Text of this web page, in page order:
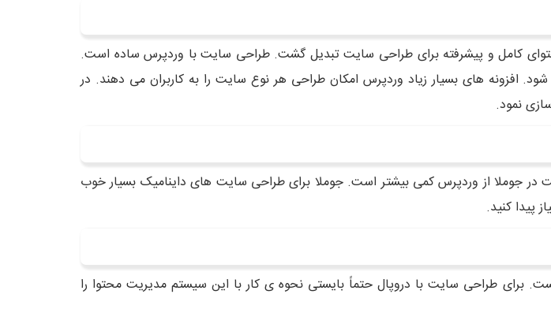
کامل و پیشرفته برای طراحی سایت تبدیل گشت. طراحی سایت با وردپرس ساده است.
های بسیار زیاد وردپرس امکان طراحی هر نوع سایت را به کاربران می دهند. در
نمود.
در جوملا از وردپرس کمی بیشتر است. جوملا برای طراحی سایت های داینامیک بسیار خوب
پیدا کنید.
برای طراحی سایت با دروپال حتماً بایستی نحوه ی کار با این سیستم مدیریت محتوا را